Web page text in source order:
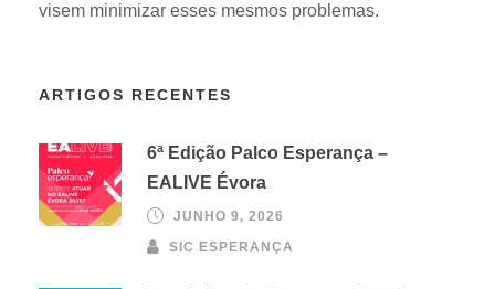
visem minimizar esses mesmos problemas.
ARTIGOS RECENTES
6ª Edição Palco Esperança –
EALIVE Évora
JUNHO 9, 2026
SIC ESPERANÇA